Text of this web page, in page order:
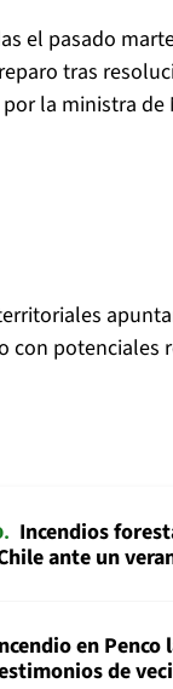
el pasado
tras
la ministra de
potenciales
Incendios
ante un
en
de